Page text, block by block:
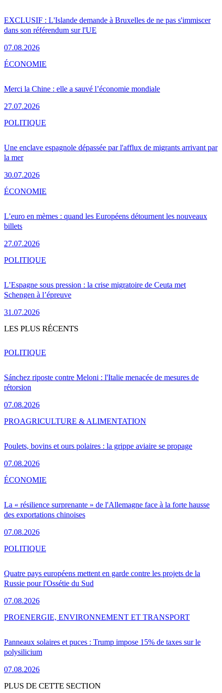
EXCLUSIF : L'Islande demande à Bruxelles de ne pas s'immiscer
dans son référendum sur l'UE
07.08.2026
Merci la Chine : elle a sauvé l’économie mondiale
27.07.2026
ÉCONOMIE
Une enclave espagnole dépassée par l'afflux de migrants arrivant par
la mer
30.07.2026
POLITIQUE
L’euro en mèmes : quand les Européens détournent les nouveaux
billets
27.07.2026
ÉCONOMIE
L’Espagne sous pression : la crise migratoire de Ceuta met
Schengen à l’épreuve
31.07.2026
POLITIQUE
LES PLUS RÉCENTS
Sánchez riposte contre Meloni : l'Italie menacée de mesures de
rétorsion
07.08.2026
POLITIQUE
Poulets, bovins et ours polaires : la grippe aviaire se propage
07.08.2026
PROAGRICULTURE & ALIMENTATION
La « résilience surprenante » de l'Allemagne face à la forte hausse
des exportations chinoises
07.08.2026
ÉCONOMIE
Quatre pays européens mettent en garde contre les projets de la
Russie pour l'Ossétie du Sud
07.08.2026
POLITIQUE
Panneaux solaires et puces : Trump impose 15% de taxes sur le
polysilicium
07.08.2026
PROENERGIE, ENVIRONNEMENT ET TRANSPORT
PLUS DE CETTE SECTION